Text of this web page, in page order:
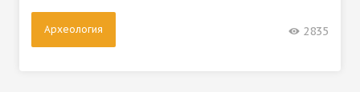
Археология 2835